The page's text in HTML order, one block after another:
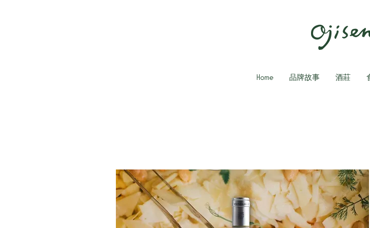
Home 品牌故事 酒莊